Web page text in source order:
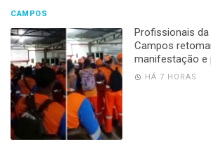
CAMPOS
Profissionais
Campos
manifestação e
HÁ 7 HORAS